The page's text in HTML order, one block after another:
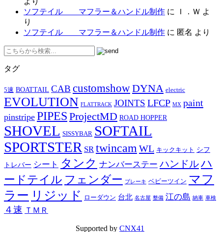
ソフテイル マフラー＆ハンドル制作 に Ｉ．Ｗ よ
り
ソフテイル マフラー＆ハンドル制作 に 匿名 より
タグ
5速 BOATTAIL CAB customshowDYNA electric
EVOLUTION FLATTRACK JOINTS LFCP MX paint
pinstripe PIPES ProjectMD ROAD HOPPER
SHOVEL SISSYBAR SOFTAIL
SPORTSTER SR twincamWL キックキット シフ
トレバー シート タンク ナンバーステー ハンドルハ
ードテイル フェンダー ブレーキ ベビーツイン マフ
ラー リジッド ローダウン 台北 名古屋 整備 江の島 納車 車検
４速 ＴＭＲ
Supported by CNX41